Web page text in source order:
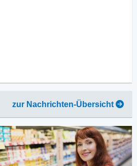
zur Nachrichten-Übersicht